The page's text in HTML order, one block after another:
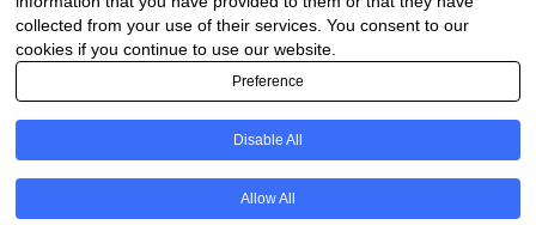
collected from your use of their services. You consent to our
cookies if you continue to use our website.
Preference
Disable All
Allow All